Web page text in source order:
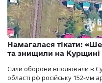
Намагалася тікати:
та знищили на
Сили оборони вполювали в
області рф російську 152-мм